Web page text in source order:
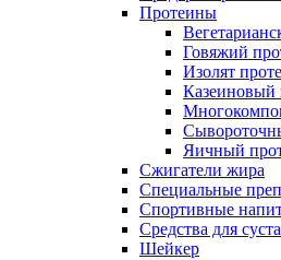
Протеины
Говяжий
Изолят
Казеиновый
Яичный
Сжигатели жира
Специальные
Спортивные
Средства для
Шейкер